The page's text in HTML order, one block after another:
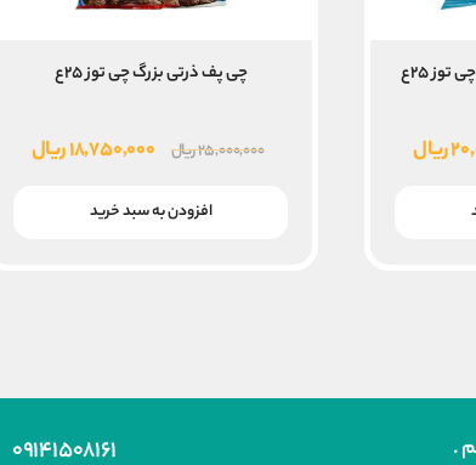
۲۵ع
ریالقیمت
چی پف ذرتی بزرگ چی توز ۲۵ع
۲۵,۰۰۰,۰۰۰ریال
قیمت
۱۸,۷۵۰,۰۰۰ریالقیمت
افزودن به سبد خرید
۰۹۱۴۱۵۰۸۱۶۱